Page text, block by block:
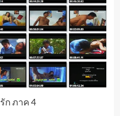
ก ภาค 4